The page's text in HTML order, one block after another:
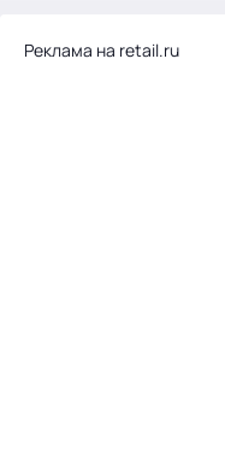
Реклама на retail.ru